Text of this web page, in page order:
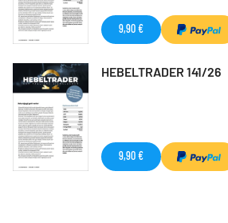
9,90 €
HEBELTRADER 141/26
9,90 €